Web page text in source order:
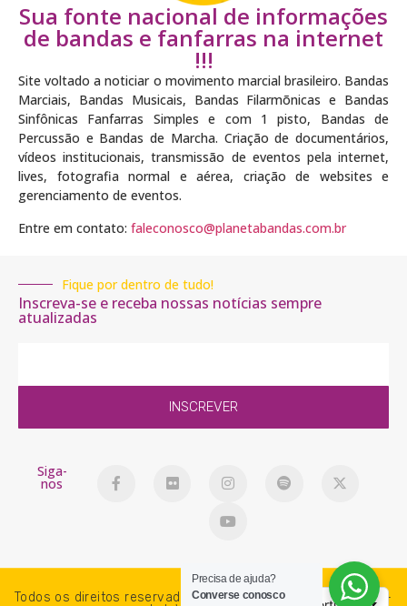
Sua fonte nacional de informações
de bandas e fanfarras na internet
!!!
Site voltado a noticiar o movimento marcial brasileiro. Bandas
Marciais, Bandas Musicais, Bandas Filarmõnicas e Bandas
Sinfônicas Fanfarras Simples e com 1 pisto, Bandas de
Percussão e Bandas de Marcha. Criação de documentários,
vídeos institucionais, transmissão de eventos pela internet,
lives, fotografia normal e aérea, criação de websites e
gerenciamento de eventos.
Entre em contato: faleconosco@planetabandas.com.br
Fique por dentro de tudo!
Inscreva-se e receba nossas notícias sempre
atualizadas
INSCREVER
Siga-
nos
Todos os direitos reservados. PlanetaBandas © 2018-2026 -
Precisa de ajuda?
Converse conosco